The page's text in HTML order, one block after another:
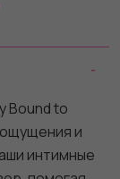
Bound to
и
интимные